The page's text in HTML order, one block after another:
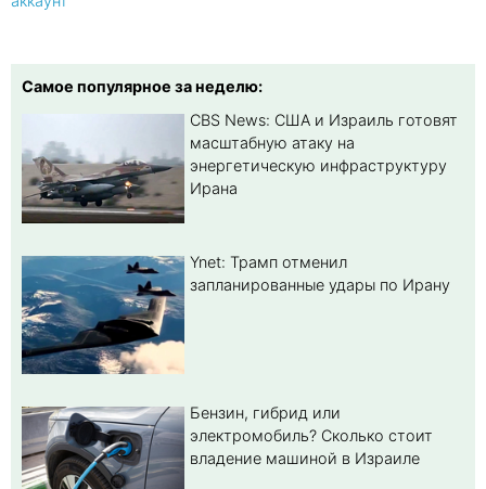
Самое популярное за неделю:
CBS News: США и Израиль готовят
масштабную атаку на
энергетическую инфраструктуру
Ирана
Ynet: Трамп отменил
запланированные удары по Ирану
Бензин, гибрид или
электромобиль? Cколько стоит
владение машиной в Израиле